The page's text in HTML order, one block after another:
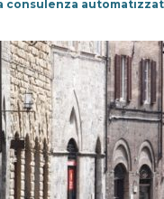
consulenza